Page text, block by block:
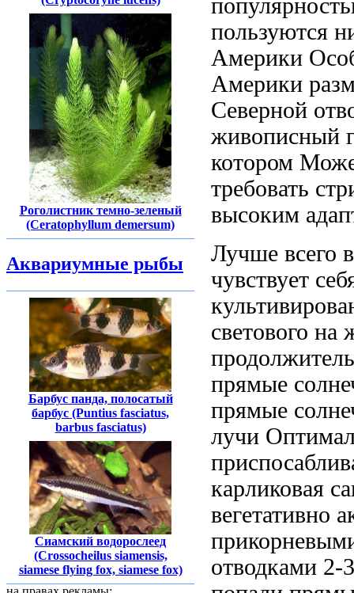
Роголистник темно-зеленый
(Ceratophyllum demersum)
Аквариумные рыбы
Барбус панда, полосатый
барбус (Puntius fasciatus,
barbus fasciatus)
Сиамский водорослеед
(Crossocheilus siamensis,
siamese flying fox, siamese fox)
пользуются
Америки
Америки
Северной
живописный
котором
требовать
высоким
Лучше всего
чувствует
светового на
прямые
прямые
лучи
карликовая
вегетативно
отводками 2-